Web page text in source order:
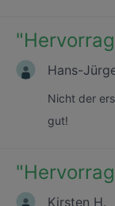
"
Hans-
Nicht der
gut!
"
Kirsten H.